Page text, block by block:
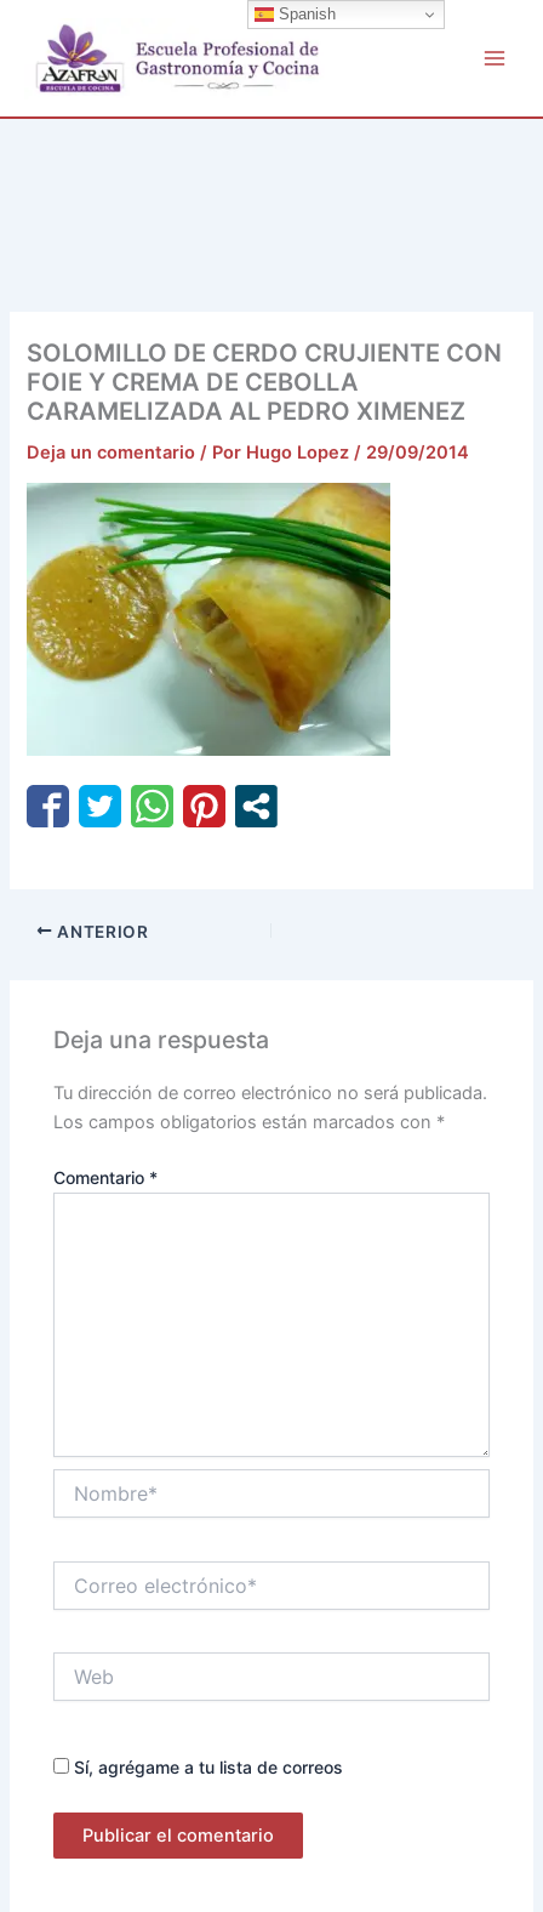
contenido
SOLOMILLO DE CERDO CRUJIENTE CON
FOIE Y CREMA DE CEBOLLA
CARAMELIZADA AL PEDRO XIMENEZ
Deja un comentario / Por Hugo Lopez/ 29/09/2014
ANTERIOR
Deja una respuesta
Tu dirección de correo electrónico no será publicada.
Los campos obligatorios están marcados con *
Comentario *
electrónico*
Sí, agrégame a tu lista de correos
Spanish